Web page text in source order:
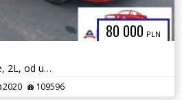
80 000 PLN
2020r., Gran Coupe Xdrive, 2L, od ubezpieczalni
2020 109596